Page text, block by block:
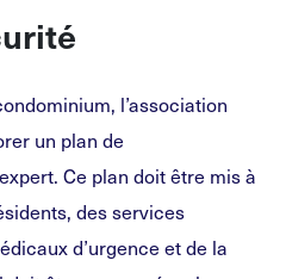
l’association
un plan de
Ce plan doit être mis à
des services
d’urgence et de la